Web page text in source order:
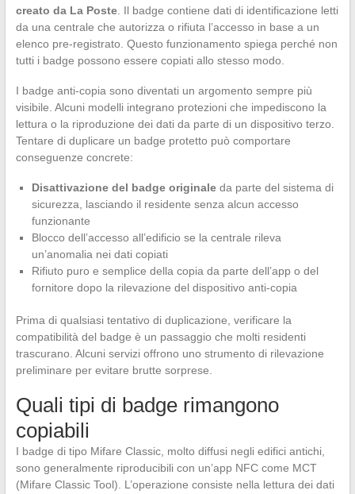
creato da La Poste. Il badge contiene dati di identificazione letti
da una centrale che autorizza o rifiuta l’accesso in base a un
elenco pre-registrato. Questo funzionamento spiega perché non
tutti i badge possono essere copiati allo stesso modo.
I badge anti-copia sono diventati un argomento sempre più
visibile. Alcuni modelli integrano protezioni che impediscono la
lettura o la riproduzione dei dati da parte di un dispositivo terzo.
Tentare di duplicare un badge protetto può comportare
conseguenze concrete:
Disattivazione del badge originaleda parte del sistema di
sicurezza, lasciando il residente senza alcun accesso
funzionante
Blocco dell’accesso all’edificio se la centrale rileva
un’anomalia nei dati copiati
Rifiuto puro e semplice della copia da parte dell’app o del
fornitore dopo la rilevazione del dispositivo anti-copia
Prima di qualsiasi tentativo di duplicazione, verificare la
compatibilità del badge è un passaggio che molti residenti
trascurano. Alcuni servizi offrono uno strumento di rilevazione
preliminare per evitare brutte sorprese.
Quali tipi di badge rimangono
copiabili
I badge di tipo Mifare Classic, molto diffusi negli edifici antichi,
sono generalmente riproducibili con un’app NFC come MCT
(Mifare Classic Tool). L’operazione consiste nella lettura dei dati